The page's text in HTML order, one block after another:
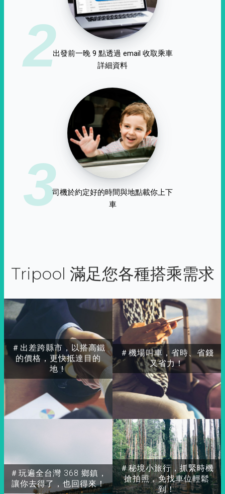
2出發前一晚 9 點透過 email 收取乘車
詳細資料
3司機於約定好的時間與地點載你上下
車
Tripool 滿足您各種搭乘需求
＃出差跨縣市，以搭高鐵
的價格，更快抵達目的
地！
＃玩遍全台灣 368 鄉鎮，
讓你去得了，也回得來！
＃秘境小旅行，抓緊時機
搶拍照，免找車位輕鬆
到！
＃機場叫車，省時、省錢
又省力！